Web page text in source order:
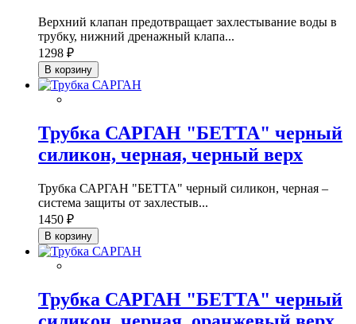
Верхний клапан предотвращает захлестывание воды в
трубку, нижний дренажный клапа...
1298 ₽
В корзину
Трубка САРГАН "БЕТТА" черный
силикон, черная, черный верх
Трубка САРГАН "БЕТТА" черный силикон, черная –
система защиты от захлестыв...
1450 ₽
В корзину
Трубка САРГАН "БЕТТА" черный